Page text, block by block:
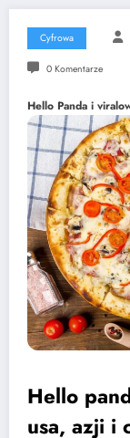
Cyfrowa
0 Komentarze
Hello Panda i
Hello
usa, azji i